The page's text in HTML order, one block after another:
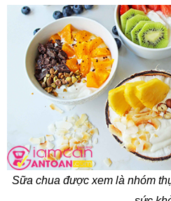
Sữa chua được xem là nhóm